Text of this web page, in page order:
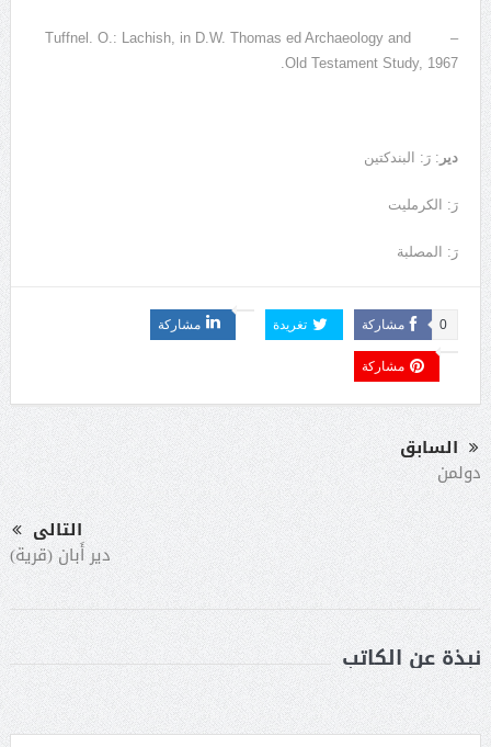
– Tuffnel. O.: Lachish, in D.W. Thomas ed Archaeology and
Old Testament Study, 1967.
دير : رَ: البندكتين
رَ: الكرمليت
رَ: المصلبة
مشاركة 0 تغريدة مشاركة
مشاركة
السابق
دولمن
التالى
دير أَبان (قرية)
نبذة عن الكاتب